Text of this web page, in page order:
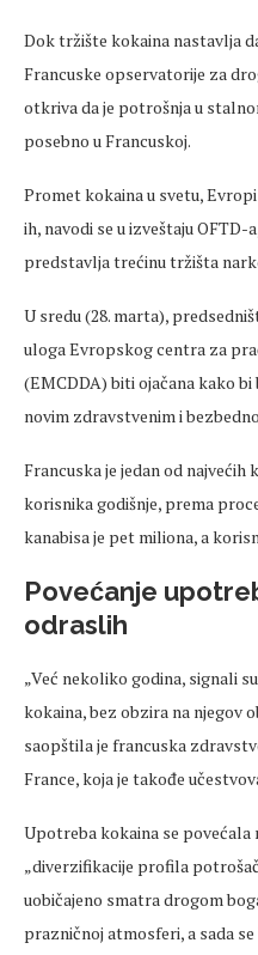
Dok tržište kokaina nastavlja
Francuske opservatorije za
otkriva da je potrošnja u
posebno u Francuskoj.
Promet kokaina u svetu,
ih, navodi se u izveštaju OFTD-
predstavlja trećinu tržišta
U sredu (28. marta),
uloga Evropskog centra za
(EMCDDA) biti ojačana kako bi
novim zdravstvenim i
Francuska je jedan od najvećih
korisnika godišnje, prema
kanabisa je pet miliona, a
Povećanje
odraslih
„Već nekoliko godina, signali
kokaina, bez obzira na njegov
saopštila je francuska
France, koja je takođe
Upotreba kokaina se povećala
„diverzifikacije profila
uobičajeno smatra drogom
prazničnoj atmosferi, a sada